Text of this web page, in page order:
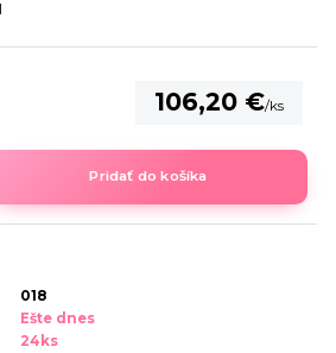
106,20 €/ks
Pridať do košíka
018
Ešte dnes
24ks